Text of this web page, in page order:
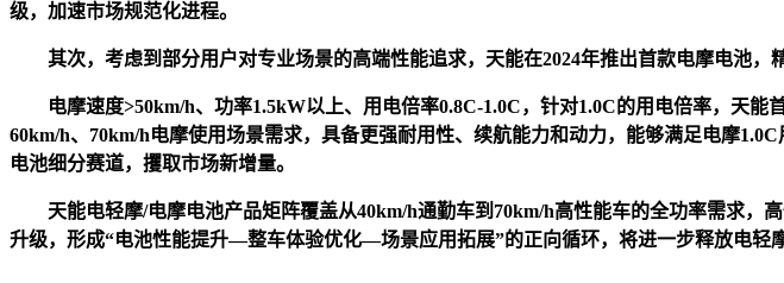
级，加速市场规范化进程。
其次，考虑到部分用户对专业场景的高端性能追求，天能在2024年推出首款电摩电池，
电摩速度>50km/h、功率1.5kW以上、用电倍率0.8C-1.0C，针对1.0C的用电倍率，天
60km/h、70km/h电摩使用场景需求，具备更强耐用性、续航能力和动力，能够满足电摩
电池细分赛道，攫取市场新增量。
天能电轻摩/电摩电池产品矩阵覆盖从40km/h通勤车到70km/h高性能车的全功率需求
升级，形成“电池性能提升—整车体验优化—场景应用拓展”的正向循环，将进一步释放电轻